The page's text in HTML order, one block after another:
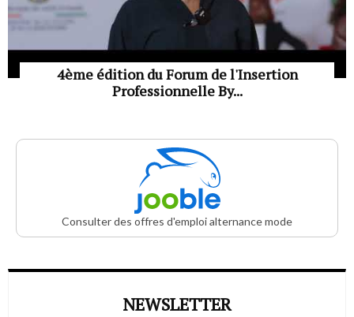
4ème édition du Forum de l'Insertion
Professionnelle By...
Consulter des offres d'emploi alternance mode
NEWSLETTER